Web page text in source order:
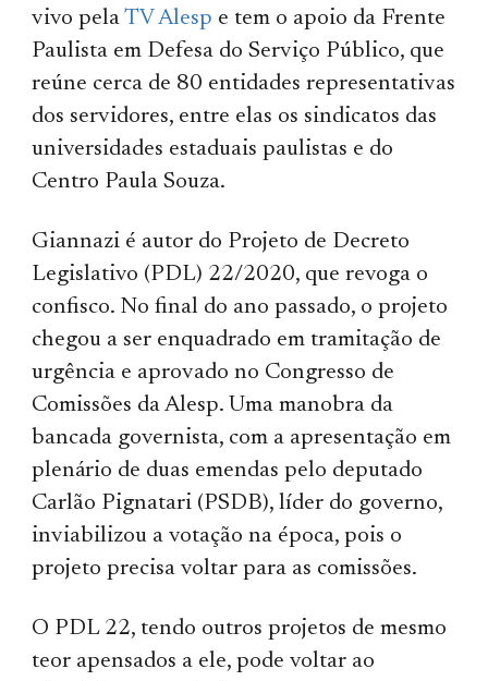
vivo pelaTV Alesp e tem o apoio da Frente
Paulista em Defesa do Serviço Público, que
reúne cerca de 80 entidades representativas
dos servidores, entre elas os sindicatos das
universidades estaduais paulistas e do
Centro Paula Souza.
Giannazi é autor do Projeto de Decreto
Legislativo (PDL) 22/2020, que revoga o
confisco. No final do ano passado, o projeto
chegou a ser enquadrado em tramitação de
urgência e aprovado no Congresso de
Comissões da Alesp. Uma manobra da
bancada governista, com a apresentação em
plenário de duas emendas pelo deputado
Carlão Pignatari (PSDB), líder do governo,
inviabilizou a votação na época, pois o
projeto precisa voltar para as comissões.
O PDL 22, tendo outros projetos de mesmo
teor apensados a ele, pode voltar ao